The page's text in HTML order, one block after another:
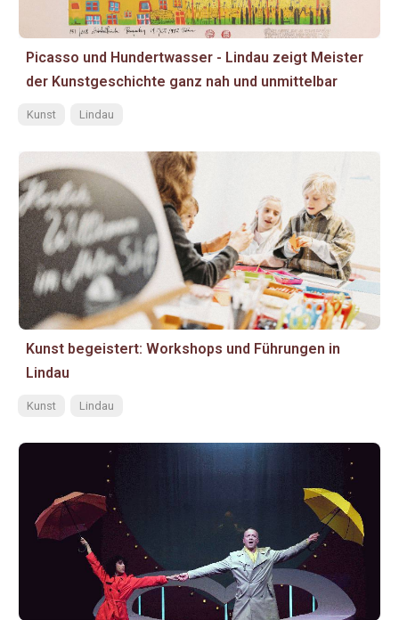
Picasso und Hundertwasser - Lindau zeigt Meister
der Kunstgeschichte ganz nah und unmittelbar
Kunst Lindau
Kunst begeistert: Workshops und Führungen in
Lindau
Kunst Lindau